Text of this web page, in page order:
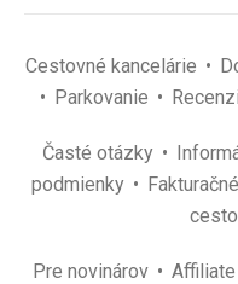
Cestovné kancelárie
Parkovanie
Časté otázky
podmienky
Pre novinárov